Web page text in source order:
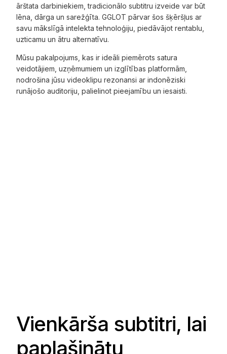
ārštata darbiniekiem, tradicionālo subtitru izveide var būt
lēna, dārga un sarežģīta. GGLOT pārvar šos šķēršļus ar
savu mākslīgā intelekta tehnoloģiju, piedāvājot rentablu,
uzticamu un ātru alternatīvu.
Mūsu pakalpojums, kas ir ideāli piemērots satura
veidotājiem, uzņēmumiem un izglītības platformām,
nodrošina jūsu videoklipu rezonansi ar indonēziski
runājošo auditoriju, palielinot pieejamību un iesaisti.
Vienkārša subtitri, lai
paplašinātu